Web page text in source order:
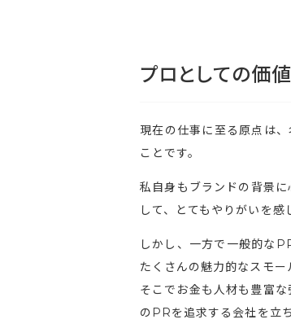
プロとしての価
現在の仕事に至る原点は
ことです。
私自身もブランドの背景
して、とてもやりがいを感
しかし、一方で一般的な
たくさんの魅力的なスモ
そこでお金も人材も豊富
のPRを追求する会社を立